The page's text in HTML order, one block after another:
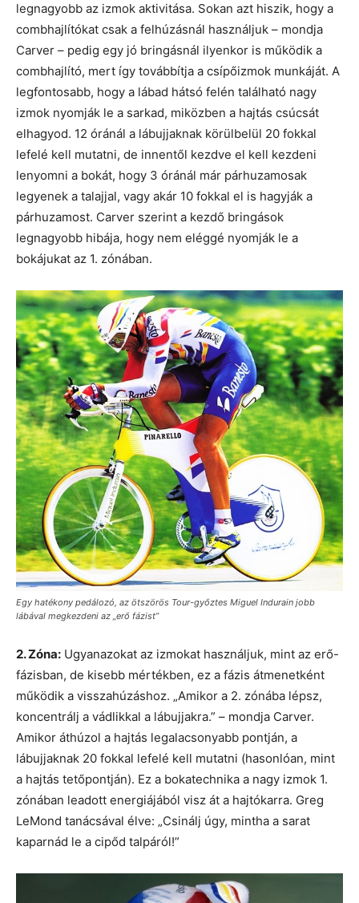
legnagyobb az izmok aktivitása. Sokan azt hiszik, hogy a
combhajlítókat csak a felhúzásnál használjuk – mondja
Carver – pedig egy jó bringásnál ilyenkor is működik a
combhajlító, mert így továbbítja a csípőizmok munkáját. A
legfontosabb, hogy a lábad hátsó felén található nagy
izmok nyomják le a sarkad, miközben a hajtás csúcsát
elhagyod. 12 óránál a lábujjaknak körülbelül 20 fokkal
lefelé kell mutatni, de innentől kezdve el kell kezdeni
lenyomni a bokát, hogy 3 óránál már párhuzamosak
legyenek a talajjal, vagy akár 10 fokkal el is hagyják a
párhuzamost. Carver szerint a kezdő bringások
legnagyobb hibája, hogy nem eléggé nyomják le a
bokájukat az 1. zónában.
Egy hatékony pedálozó, az ötszörös Tour-győztes Miguel Indurain jobb
lábával megkezdeni az „erő fázist”
2. Zóna: Ugyanazokat az izmokat használjuk, mint az erő-
fázisban, de kisebb mértékben, ez a fázis átmenetként
működik a visszahúzáshoz. „Amikor a 2. zónába lépsz,
koncentrálj a vádlikkal a lábujjakra.” – mondja Carver.
Amikor áthúzol a hajtás legalacsonyabb pontján, a
lábujjaknak 20 fokkal lefelé kell mutatni (hasonlóan, mint
a hajtás tetőpontján). Ez a bokatechnika a nagy izmok 1.
zónában leadott energiájából visz át a hajtókarra. Greg
LeMond tanácsával élve: „Csinálj úgy, mintha a sarat
kaparnád le a cipőd talpáról!”